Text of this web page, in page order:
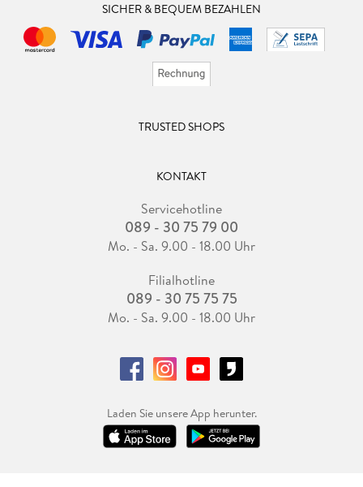
SICHER & BEQUEM BEZAHLEN
TRUSTED SHOPS
KONTAKT
Servicehotline
089 - 30 75 79 00
Mo. - Sa. 9.00 - 18.00 Uhr
Filialhotline
089 - 30 75 75 75
Mo. - Sa. 9.00 - 18.00 Uhr
Laden Sie unsere App herunter.